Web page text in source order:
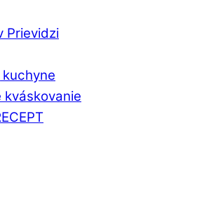
Prievidzi
kuchyne